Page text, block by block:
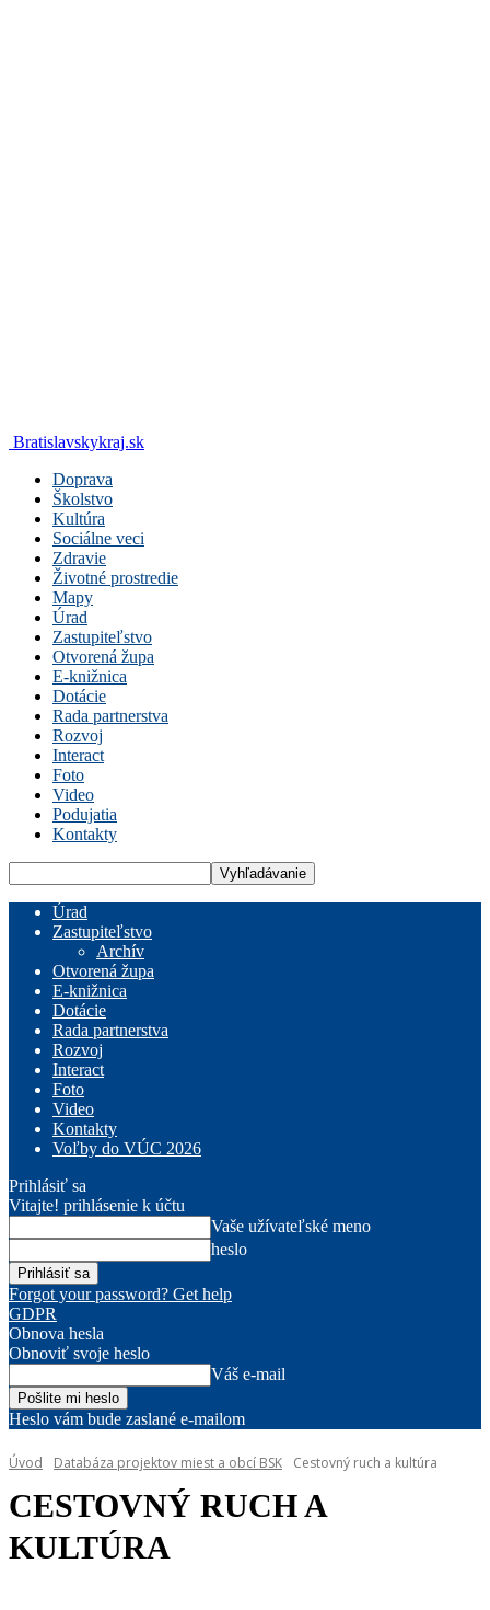
Bratislavskykraj.sk
Doprava
Školstvo
Kultúra
Sociálne veci
Zdravie
Životné prostredie
Mapy
Úrad
Zastupiteľstvo
Otvorená župa
E-knižnica
Dotácie
Rada partnerstva
Rozvoj
Interact
Foto
Video
Podujatia
Kontakty
Úrad
Zastupiteľstvo
Archív
Otvorená župa
E-knižnica
Dotácie
Rada partnerstva
Rozvoj
Interact
Foto
Video
Kontakty
Voľby do VÚC 2026
Prihlásiť sa
Vitajte! prihlásenie k účtu
Vaše užívateľské meno
heslo
Forgot your password? Get help
GDPR
Obnova hesla
Obnoviť svoje heslo
Váš e-mail
Heslo vám bude zaslané e-mailom
Úvod Databáza projektov miest a obcí BSK Cestovný ruch a kultúra
CESTOVNÝ RUCH A
KULTÚRA